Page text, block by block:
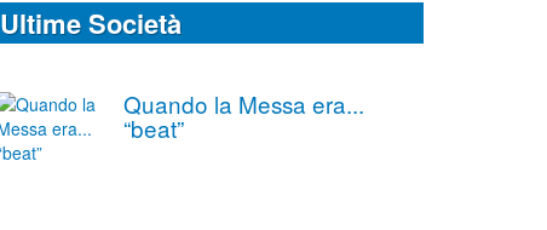
Ultime Società
Quando la Messa era...
“beat”